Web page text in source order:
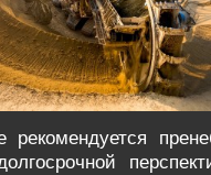
рекомендуется